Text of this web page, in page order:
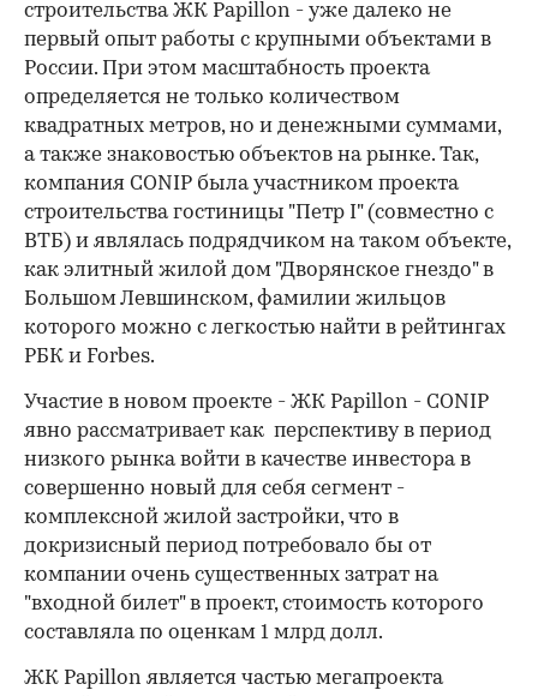
строительства ЖК Papillon - уже далеко не
первый опыт работы с крупными объектами в
России. При этом масштабность проекта
определяется не только количеством
квадратных метров, но и денежными суммами,
а также знаковостью объектов на рынке. Так,
компания CONIP была участником проекта
строительства гостиницы "Петр I" (совместно с
ВТБ) и являлась подрядчиком на таком объекте,
как элитный жилой дом "Дворянское гнездо" в
Большом Левшинском, фамилии жильцов
которого можно с легкостью найти в рейтингах
РБК и Forbes.
Участие в новом проекте - ЖК Papillon - CONIP
явно рассматривает как перспективу в период
низкого рынка войти в качестве инвестора в
совершенно новый для себя сегмент -
комплексной жилой застройки, что в
докризисный период потребовало бы от
компании очень существенных затрат на
"входной билет" в проект, стоимость которого
составляла по оценкам 1 млрд долл.
ЖК Papillon является частью мегапроекта